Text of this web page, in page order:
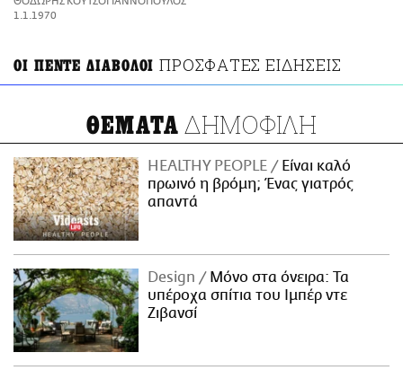
ΑΜΠΑ
1.1.1970
OΙ ΠΕΝΤΕ ΔΙΑΒΟΛΟΙ ΠΡΟΣΦΑΤΕΣ ΕΙΔΗΣΕΙΣ
ΘΕΜΑΤΑ ΔΗΜΟΦΙΛΗ
HEALTHY PEOPLE
Είναι καλό
πρωινό η βρόμη; Ένας γιατρός
απαντά
Design
Μόνο στα όνειρα: Τα
υπέροχα σπίτια του Ιμπέρ ντε
Ζιβανσί